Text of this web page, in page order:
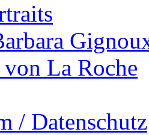
La Roche
/ Datenschutz